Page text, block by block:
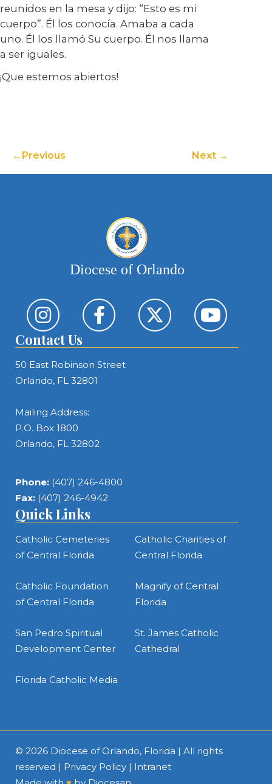
reunidos en la mesa y dijo: “Esto es mi
cuerpo”. Él los conocía. Amaba a cada
uno. Él los llamó Su cuerpo. Él nos llama
a ser iguales.
¡Que estemos abiertos!
Previous Next
Diocese of Orlando
Contact Us
50 East Robinson Street
Orlando, FL 32801
Mailing Address:
P.O. Box 1800
Orlando, FL 32802
Phone: (407) 246-4800
Fax: (407) 246-4942
Quick Links
Catholic Cemeteries
of Central Florida
Catholic Charities of
Central Florida
Catholic Foundation
of Central Florida
Magnify of Central
Florida
San Pedro Spiritual
Development Center
St. James Catholic
Cathedral
Florida Catholic Media
© 2026 Diocese of Orlando, Florida | All rights
reserved | Privacy Policy | Intranet